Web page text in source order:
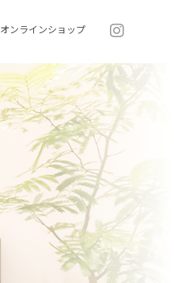
オンラインショップ